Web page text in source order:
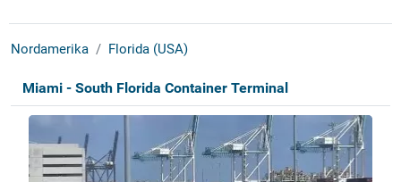
Nordamerika Florida (USA)
Miami - South Florida Container Terminal